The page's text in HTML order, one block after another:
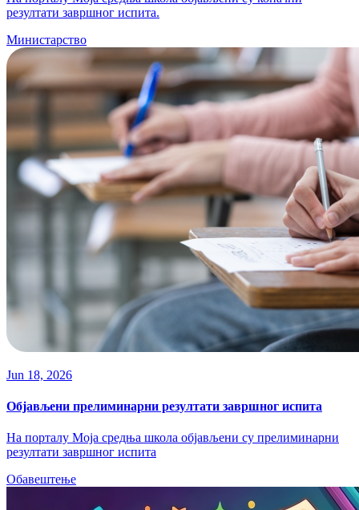
резултати завршног испита.
Министарство
Jun 18, 2026
Објављени прелиминарни резултати завршног испита
На порталу Моја средња школа објављени су прелиминарни
резултати завршног испита
Обавештење